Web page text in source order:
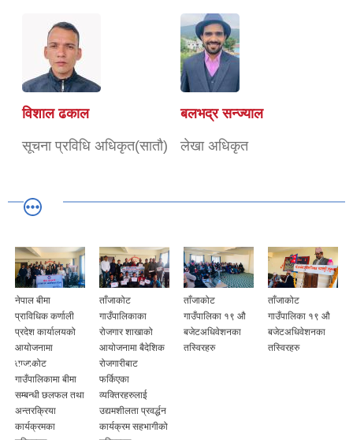
विशाल ढकाल
सूचना प्रविधि अधिकृत(सातौ)
बलभद्र सन्ज्याल
लेखा अधिकृत
नेपाल बीमा
प्राविधिक कर्णाली
प्रदेश कार्यालयको
आयोजनामा
ताजाकोट
गाउँपालिकामा बीमा
सम्बन्धी छलफल तथा
अन्तरक्रिया
कार्यक्रमका
ताँजाकोट
गाउँपालिकाका
रोजगार शाखाको
आयोजनामा बैदेशिक
रोजगारीबाट
फर्किएका
व्यक्तिरहरुलाई
उद्यमशीलता प्रवर्द्धन
कार्यक्रम सहभागीको
ताँजाकोट
गाउँपालिका १९ औ
बजेटअधिवेशनका
तस्विरहरु
ताँजाकोट
गाउँपालिका १९ औ
बजेटअधिवेशनका
तस्विरहरु